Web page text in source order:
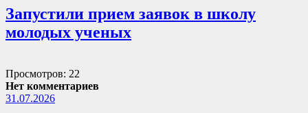
Запустили прием заявок в школу
молодых ученых
Просмотров: 22
Нет комментариев
31.07.2026